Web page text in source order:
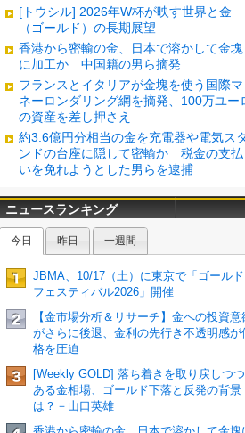
[トウシル] 2026年W杯が映す世界と金
（ゴールド）の長期展望
香港から密輸の金、日本で溶かして金塊
に加工か 中国籍の男ら摘発
フランスとイタリアが金塊を使う国際マ
ネーロンダリング網を摘発、100万ユー
の資産を差し押さえ
約3.6億円分相当の金を充電器や電気ス
ンドの台座に隠して密輸か 税金の支払
いを免れようとした男らを逮捕